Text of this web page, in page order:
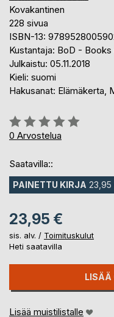
Kovakantinen
228 sivua
ISBN-13:
Kustantaja: BoD - Books
Julkaistu: 05.11.2018
Kieli: suomi
Hakusanat: Elämäkerta,
Arvostelu::
0%
0 Arvostelua
Saatavilla::
PAINETTU KIRJA 23,95
23,95 €
sis. alv. / Toimituskulut
Heti saatavilla
LISÄÄ
Lisää muistilistalle